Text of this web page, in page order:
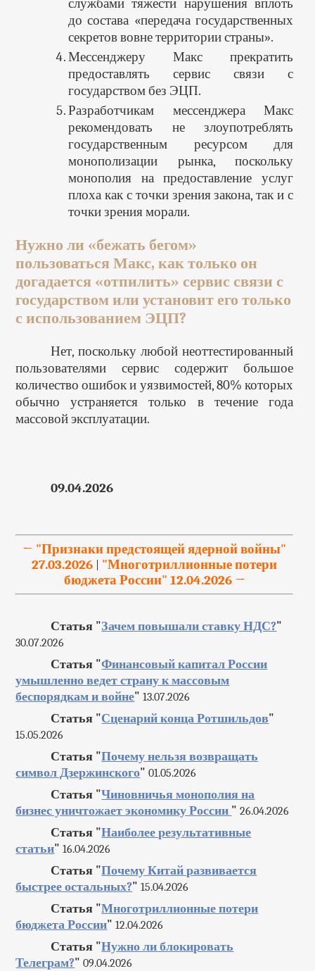
службами тяжести нарушения вплоть
до состава «передача государственных
секретов вовне территории страны».
Мессенджеру Макс прекратить
предоставлять сервис связи с
государством без ЭЦП.
Разработчикам мессенджера Макс
рекомендовать не злоупотреблять
государственным ресурсом для
монополизации рынка, поскольку
монополия на предоставление услуг
плоха как с точки зрения закона, так и с
точки зрения морали.
Нужно ли «бежать бегом»
пользоваться Макс, как только он
догадается «отпилить» сервис связи с
государством или установит его только
с использованием ЭЦП?
Нет, поскольку любой неоттестированный
пользователями сервис содержит большое
количество ошибок и уязвимостей, 80% которых
обычно устраняется только в течение года
массовой эксплуатации.
09.04.2026
← "Признаки предстоящей ядерной войны"
27.03.2026
"Многотриллионные потери
бюджета России" 12.04.2026 →
Статья "Зачем повышали ставку НДС?"
30.07.2026
Статья "Финансовый капитал России
умышленно ведет страну к массовым
беспорядкам и войне" 13.07.2026
Статья "Сценарий конца Ротшильдов"
15.05.2026
Статья "Почему нельзя возвращать
символ Дзержинского" 01.05.2026
Статья "Чиновничья монополия на
бизнес уничтожает экономику России " 26.04.2026
Статья "Наиболее результативные
статьи" 16.04.2026
Статья "Почему Китай развивается
быстрее остальных?" 15.04.2026
Статья "Многотриллионные потери
бюджета России" 12.04.2026
Статья "Нужно ли блокировать
Телеграм?" 09.04.2026